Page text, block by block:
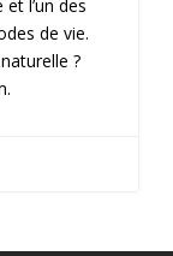
l’un des
de vie.
?